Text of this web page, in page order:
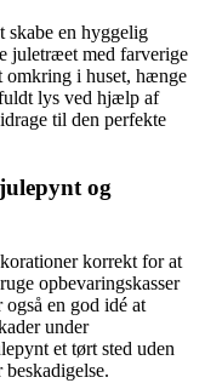
skabe en hyggelig
juletræet med farverige
omkring i huset, hænge
lys ved hjælp af
til den perfekte
og
korrekt for at
opbevaringskasser
en god idé at
under
et tørt sted uden